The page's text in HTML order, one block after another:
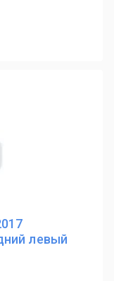
левый